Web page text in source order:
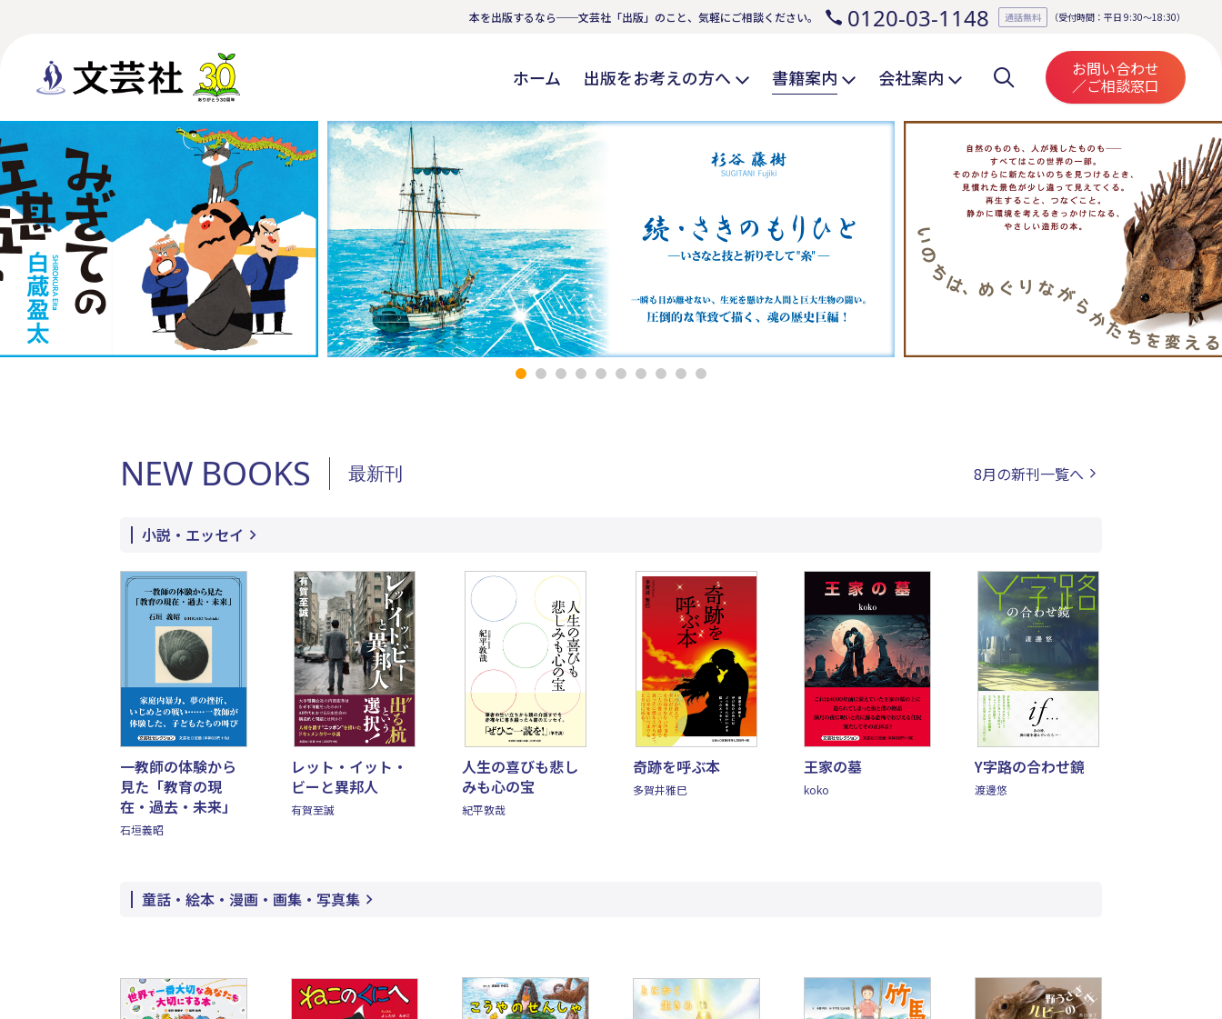
本を出版するなら──文芸社「出版」のこと、気軽にご相談ください。 0120-03-1148 通話無料 （受付時間：平日 9:30～18:30）
ホーム 出版をお考えの方へ 書籍案内 会社案内 お問い合わせ
／ご相談窓口
NEW BOOKS 最新刊 8月の新刊一覧へ
小説・エッセイ
一教師の体験から
見た「教育の現
在・過去・未来」
石垣義昭
レット・イット・
ビーと異邦人
有賀至誠
人生の喜びも悲し
みも心の宝
紀平敦哉
奇跡を呼ぶ本
多賀井雅巳
王家の墓
koko
Y字路の合わせ鏡
渡邊悠
童話・絵本・漫画・画集・写真集